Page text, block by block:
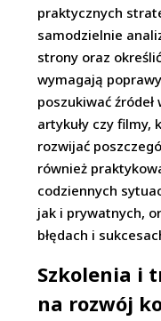
praktycznych
samodzielnie
strony oraz
wymagają
poszukiwać
artykuły czy filmy,
rozwijać
również
codziennych
jak i prywatnych,
błędach i
Szkolenia i
na rozwój